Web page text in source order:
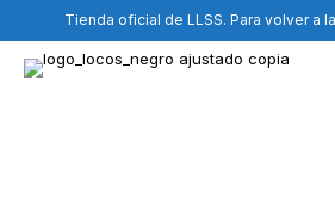
Tienda oficial de LLSS. Para volver a